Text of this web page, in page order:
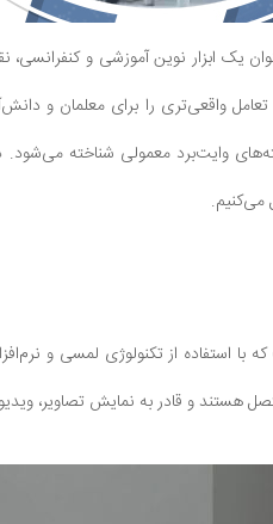
یک ابزار نوین آموزشی و
تعامل واقعی‌تری را برای معلمان و
وایت‌برد معمولی شناخته
می‌کنیم.
با استفاده از تکنولوژی لمسی و
هستند و قادر به نمایش تصاویر،